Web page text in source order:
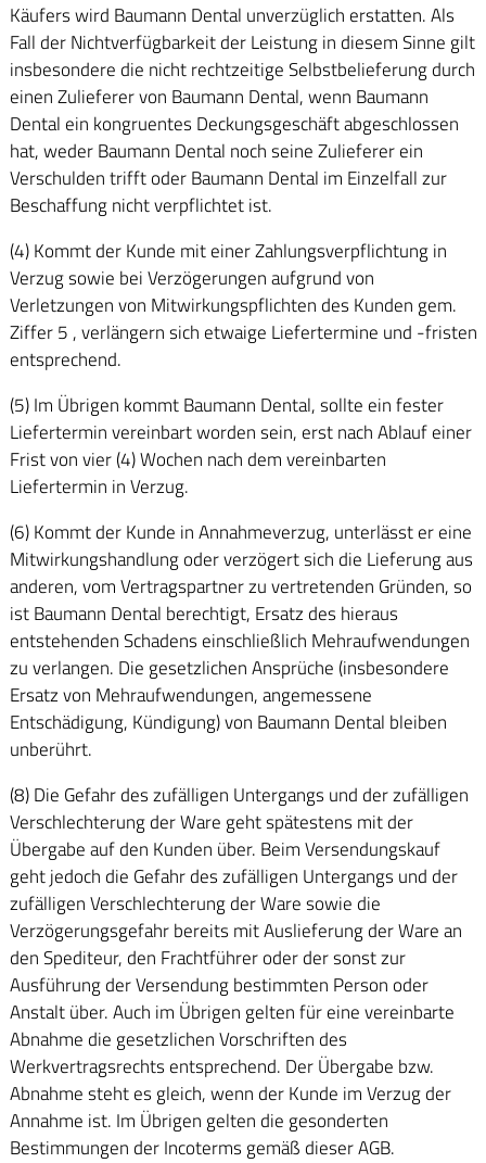
Käufers wird Baumann Dental unverzüglich erstatten. Als
Fall der Nichtverfügbarkeit der Leistung in diesem Sinne gilt
insbesondere die nicht rechtzeitige Selbstbelieferung durch
einen Zulieferer von Baumann Dental, wenn Baumann
Dental ein kongruentes Deckungsgeschäft abgeschlossen
hat, weder Baumann Dental noch seine Zulieferer ein
Verschulden trifft oder Baumann Dental im Einzelfall zur
Beschaffung nicht verpflichtet ist.
(4) Kommt der Kunde mit einer Zahlungsverpflichtung in
Verzug sowie bei Verzögerungen aufgrund von
Verletzungen von Mitwirkungspflichten des Kunden gem.
Ziffer 5 , verlängern sich etwaige Liefertermine und -fristen
entsprechend.
(5) Im Übrigen kommt Baumann Dental, sollte ein fester
Liefertermin vereinbart worden sein, erst nach Ablauf einer
Frist von vier (4) Wochen nach dem vereinbarten
Liefertermin in Verzug.
(6) Kommt der Kunde in Annahmeverzug, unterlässt er eine
Mitwirkungshandlung oder verzögert sich die Lieferung aus
anderen, vom Vertragspartner zu vertretenden Gründen, so
ist Baumann Dental berechtigt, Ersatz des hieraus
entstehenden Schadens einschließlich Mehraufwendungen
zu verlangen. Die gesetzlichen Ansprüche (insbesondere
Ersatz von Mehraufwendungen, angemessene
Entschädigung, Kündigung) von Baumann Dental bleiben
unberührt.
(8) Die Gefahr des zufälligen Untergangs und der zufälligen
Verschlechterung der Ware geht spätestens mit der
Übergabe auf den Kunden über. Beim Versendungskauf
geht jedoch die Gefahr des zufälligen Untergangs und der
zufälligen Verschlechterung der Ware sowie die
Verzögerungsgefahr bereits mit Auslieferung der Ware an
den Spediteur, den Frachtführer oder der sonst zur
Ausführung der Versendung bestimmten Person oder
Anstalt über. Auch im Übrigen gelten für eine vereinbarte
Abnahme die gesetzlichen Vorschriften des
Werkvertragsrechts entsprechend. Der Übergabe bzw.
Abnahme steht es gleich, wenn der Kunde im Verzug der
Annahme ist. Im Übrigen gelten die gesonderten
Bestimmungen der Incoterms gemäß dieser AGB.